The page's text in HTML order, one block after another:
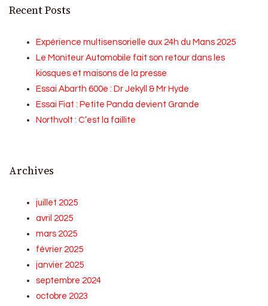
Recent Posts
Expérience multisensorielle aux 24h du Mans 2025
Le Moniteur Automobile fait son retour dans les
kiosques et maisons de la presse
Essai Abarth 600e : Dr Jekyll & Mr Hyde
Essai Fiat : Petite Panda devient Grande
Northvolt : C’est la faillite
Archives
juillet 2025
avril 2025
mars 2025
février 2025
janvier 2025
septembre 2024
octobre 2023